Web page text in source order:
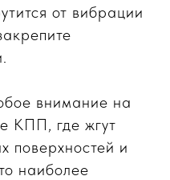
от вибрации
внимание на
КПП, где жгут
поверхностей и
наиболее